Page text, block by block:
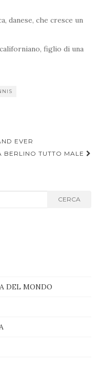
danese, che cresce un
figlio di una
EVER
BERLINO TUTTO MALE
CERCA
DEL MONDO